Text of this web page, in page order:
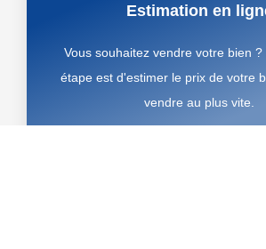
Estimation en
Vous souhaitez vendre votre bien
étape est d'estimer le prix de votre
vendre au plus vite.